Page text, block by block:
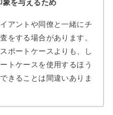
象を与えるため
アントや同僚と一緒にチ
をする場合があります。
ポートケースよりも、し
トケースを使用するほう
きることは間違いありま